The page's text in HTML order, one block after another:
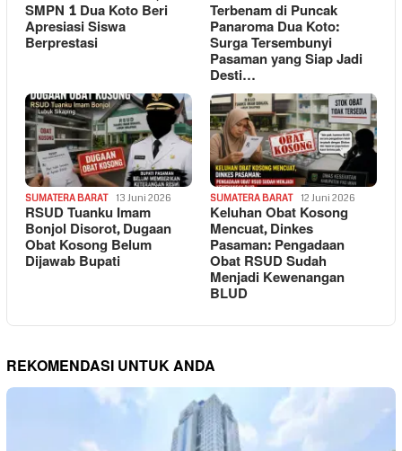
SMPN 1 Dua Koto Beri
Apresiasi Siswa
Berprestasi
Terbenam di Puncak
Panaroma Dua Koto:
Surga Tersembunyi
Pasaman yang Siap Jadi
Desti…
SUMATERA BARAT 13 Juni 2026
RSUD Tuanku Imam
Bonjol Disorot, Dugaan
Obat Kosong Belum
Dijawab Bupati
SUMATERA BARAT 12 Juni 2026
Keluhan Obat Kosong
Mencuat, Dinkes
Pasaman: Pengadaan
Obat RSUD Sudah
Menjadi Kewenangan
BLUD
REKOMENDASI UNTUK ANDA